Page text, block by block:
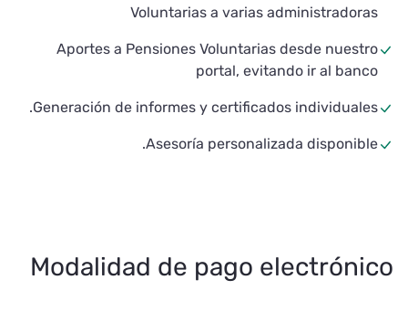
Voluntarias a varias
Aportes a Pensiones Voluntarias desde
portal, evitando ir al
Generación de informes y certificados
Asesoría personalizada
Modalidad de pago